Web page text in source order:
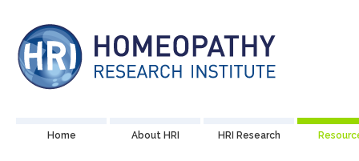
Home About HRI HRI Research